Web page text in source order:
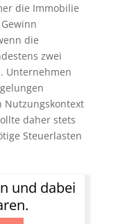
die Immobilie
die
zwei
Unternehmen
Nutzungskontext
daher stets
Steuerlasten
und dabei